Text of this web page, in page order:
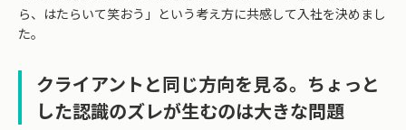
ら、はたらいて笑おう」という考え方に共感して入社を決めまし
た。
クライアントと同じ方向を見る。ちょっと
した認識のズレが生むのは大きな問題